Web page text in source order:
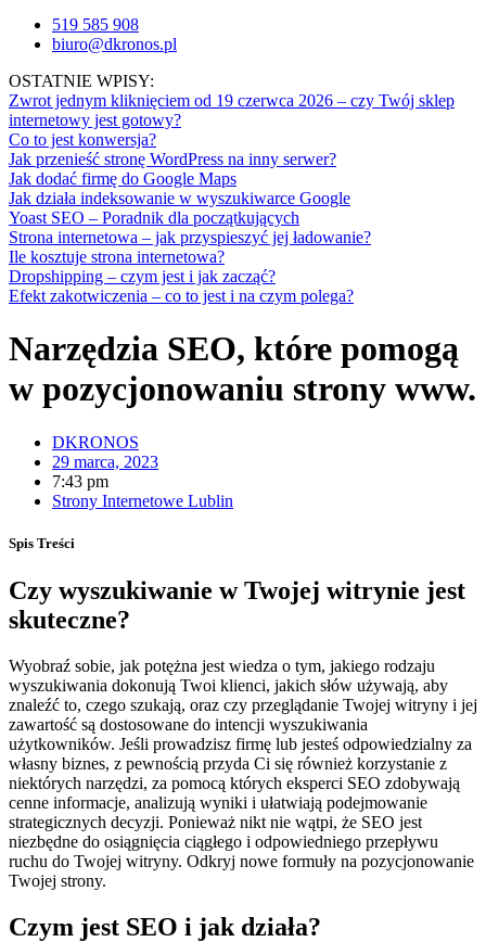
519 585 908
biuro@dkronos.pl
OSTATNIE WPISY:
Zwrot jednym kliknięciem od 19 czerwca 2026 – czy Twój sklep
internetowy jest gotowy?
Co to jest konwersja?
Jak przenieść stronę WordPress na inny serwer?
Jak dodać firmę do Google Maps
Jak działa indeksowanie w wyszukiwarce Google
Yoast SEO – Poradnik dla początkujących
Strona internetowa – jak przyspieszyć jej ładowanie?
Ile kosztuje strona internetowa?
Dropshipping – czym jest i jak zacząć?
Efekt zakotwiczenia – co to jest i na czym polega?
Narzędzia SEO, które pomogą
w pozycjonowaniu strony www.
DKRONOS
29 marca, 2023
7:43 pm
Strony Internetowe Lublin
Spis Treści
Czy wyszukiwanie w Twojej witrynie jest
skuteczne?
Wyobraź sobie, jak potężna jest wiedza o tym, jakiego rodzaju
wyszukiwania dokonują Twoi klienci, jakich słów używają, aby
znaleźć to, czego szukają, oraz czy przeglądanie Twojej witryny i jej
zawartość są dostosowane do intencji wyszukiwania
użytkowników. Jeśli prowadzisz firmę lub jesteś odpowiedzialny za
własny biznes, z pewnością przyda Ci się również korzystanie z
niektórych narzędzi, za pomocą których eksperci SEO zdobywają
cenne informacje, analizują wyniki i ułatwiają podejmowanie
strategicznych decyzji. Ponieważ nikt nie wątpi, że SEO jest
niezbędne do osiągnięcia ciągłego i odpowiedniego przepływu
ruchu do Twojej witryny. Odkryj nowe formuły na pozycjonowanie
Twojej strony.
Czym jest SEO i jak działa?